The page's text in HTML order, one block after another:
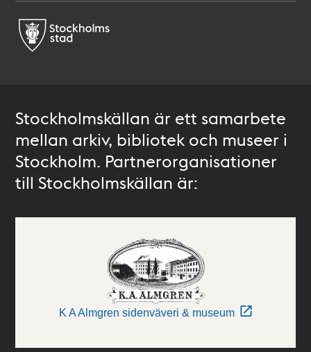
Stockholmskällan är ett samarbete
mellan arkiv, bibliotek och museer i
Stockholm. Partnerorganisationer
till Stockholmskällan är:
K A Almgren sidenväveri & museum